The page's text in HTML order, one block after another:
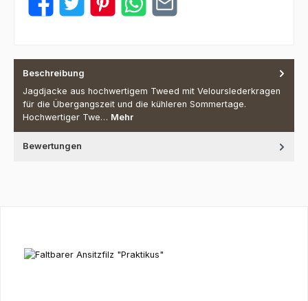
Beschreibung
Jagdjacke aus hochwertigem Tweed mit Velourslederkragen
für die Übergangszeit und die kühleren Sommertage.
Hochwertiger Twe… Mehr
Bewertungen